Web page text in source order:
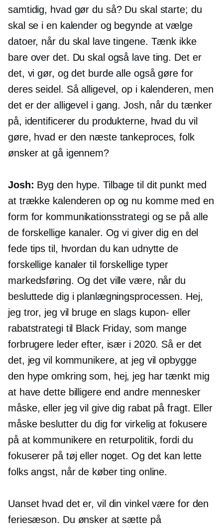
samtidig, hvad gør du så? Du skal starte; du
skal se i en kalender og begynde at vælge
datoer, når du skal lave tingene. Tænk ikke
bare over det. Du skal også lave ting. Det er
det, vi gør, og det burde alle også gøre for
deres seidel. Så alligevel, op i kalenderen, men
det er der alligevel i gang. Josh, når du tænker
på, identificerer du produkterne, hvad du vil
gøre, hvad er den næste tankeproces, folk
ønsker at gå igennem?
Josh: Byg den hype. Tilbage til dit punkt med
at trække kalenderen op og nu komme med en
form for kommunikationsstrategi og se på alle
de forskellige kanaler. Og vi giver dig en del
fede tips til, hvordan du kan udnytte de
forskellige kanaler til forskellige typer
markedsføring. Og det ville være, når du
besluttede dig i planlægningsprocessen. Hej,
jeg tror, ​​jeg vil bruge en slags kupon- eller
rabatstrategi til Black Friday, som mange
forbrugere leder efter, især i 2020. Så er det
det, jeg vil kommunikere, at jeg vil opbygge
den hype omkring som, hej, jeg har tænkt mig
at have dette billigere end andre mennesker
måske, eller jeg vil give dig rabat på fragt. Eller
måske beslutter du dig for virkelig at fokusere
på at kommunikere en returpolitik, fordi du
fokuserer på tøj eller noget. Og det kan lette
folks angst, når de køber ting online.
Uanset hvad det er, vil din vinkel være for den
feriesæson. Du ønsker at sætte på